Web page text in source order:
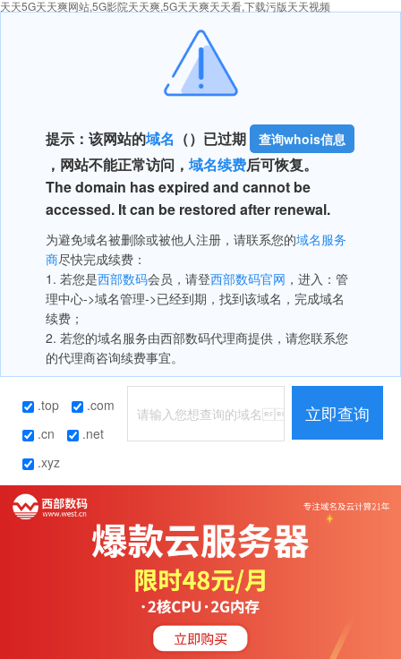
天天5G天天爽网站,5G影院天天爽,5G天天爽天天看,下载污版天天视频
提示：该网站的域名 （）已过期 查询whois信息
，网站不能正常访问， 域名续费后可恢复。
The domain has expired and cannot be
accessed. It can be restored after renewal.
为避免域名被删除或被他人注册，请联系您的域名服务
商尽快完成续费：
1. 若您是西部数码会员，请登西部数码官网 ，进入：管
理中心->域名管理->已经到期，找到该域名，完成域名
续费；
2. 若您的域名服务由西部数码代理商提供，请您联系您
的代理商咨询续费事宜。
.top
.com
.cn
.net
.xyz
立即查询